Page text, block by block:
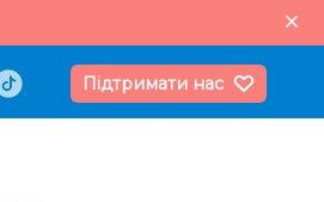
Підтримати нас